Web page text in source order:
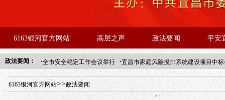
6163银河官方网站 高层之声 政法要闻 平安
政法要闻： ·全市安全稳定工作会议举行 ·宜昌市家庭风险摸排系统建设项目中
年“招才兴业”事业单位人才引进·北京站人民大学入校工作提醒
6163银河官方网站>>政法要闻